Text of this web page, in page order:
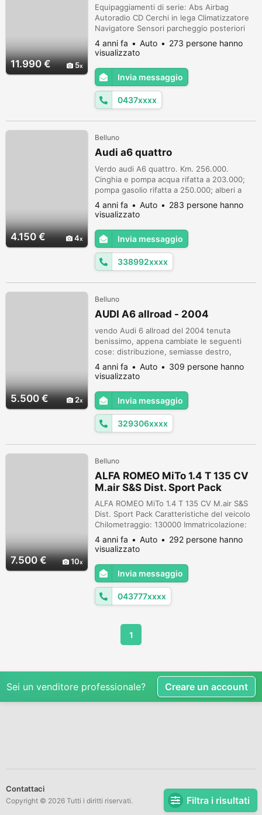
Filtra i risultati
11.990 € 5
Equipaggiamenti di serie: Abs Airbag
Autoradio CD Cerchi in lega Climatizzatore
Navigatore Sensori parcheggio posteriori
Servosterzo Vettura nazionale, tagliandata.
Nota bene: La dotazione tecnica e gli
potrebbero non coincidere con l’effettivo
equipaggiamento del veicolo, a causa della
non uniformità dei dati pubblic...
4 anni fa Auto
273 persone hanno
visualizzato
Invia messaggio
0437xxxx
4.150 € 4
Belluno
Audi a6 quattro
Verdo audi A6 quattro. Km. 256.000.
Cinghia e pompa acqua rifatta a 203.000;
pompa gasolio rifatta a 250.000; alberi a
cam e pompa olio sostituiti a 252.000.(tutto
documentabile) Praticamente motore
originale audi. prezzo 4150 poco trattabili.
(praticamente il lavoro ed i pezzi sostituiti).
Bollo pagato sino ad agost...
4 anni fa Auto
283 persone hanno
visualizzato
Invia messaggio
338992xxxx
5.500 € 2
Belluno
AUDI A6 allroad - 2004
vendo Audi 6 allroad del 2004 tenuta
benissimo, appena cambiate le seguenti
cose: distribuzione, semiasse destro,
elettroventilatore compressore d' aria
condizionata e appena messi i vetri
quali le sospensioni pneumatiche a
controllo elettronico. Si possono cos
adeguare le caratteristiche di smorzamento
degli ammo...
4 anni fa Auto
309 persone hanno
visualizzato
Invia messaggio
329306xxxx
7.500 € 10
Belluno
ALFA ROMEO MiTo 1.4 T 135 CV
M.air S&S Dist. Sport Pack
ALFA ROMEO MiTo 1.4 T 135 CV M.air S&S
Dist. Sport Pack Caratteristiche del veicolo
Chilometraggio: 130000 Immatricolazione:
10/2009 Tipo di veicolo: usato Carburante:
Benzina Potenza: 99 kW / 135 CV Tipo di
Bianco Colore interno: Nero Garanzia:
Carrozzeria: 2/3-Porte Cilindrata: 1368
Cilindri: 4 Porte: 3 Posti: 4 ...
4 anni fa Auto
292 persone hanno
visualizzato
Invia messaggio
043777xxxx
1
Sei un venditore professionale? Creare un account
Contattaci
Copyright © 2026 Tutti i diritti riservati.